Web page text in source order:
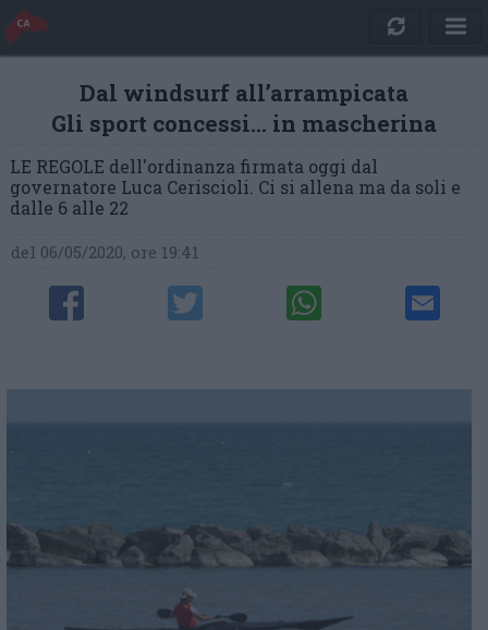
Dal windsurf all’arrampicata
Gli sport concessi… in mascherina
LE REGOLE dell'ordinanza firmata oggi dal
governatore Luca Ceriscioli. Ci si allena ma da soli e
dalle 6 alle 22
del 06/05/2020, ore 19:41